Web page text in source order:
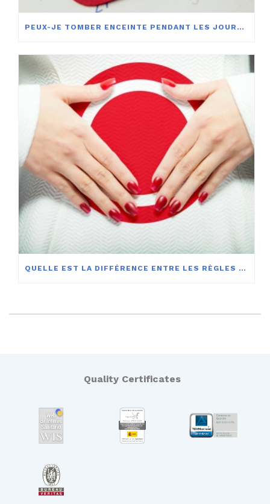
PEUX-JE TOMBER ENCEINTE PENDANT LES JOURS NON FERTILES?
QUELLE EST LA DIFFÉRENCE ENTRE LES RÈGLES ET LES SAIGNEMENTS D’IMPLANTATION ?
Quality Certificates